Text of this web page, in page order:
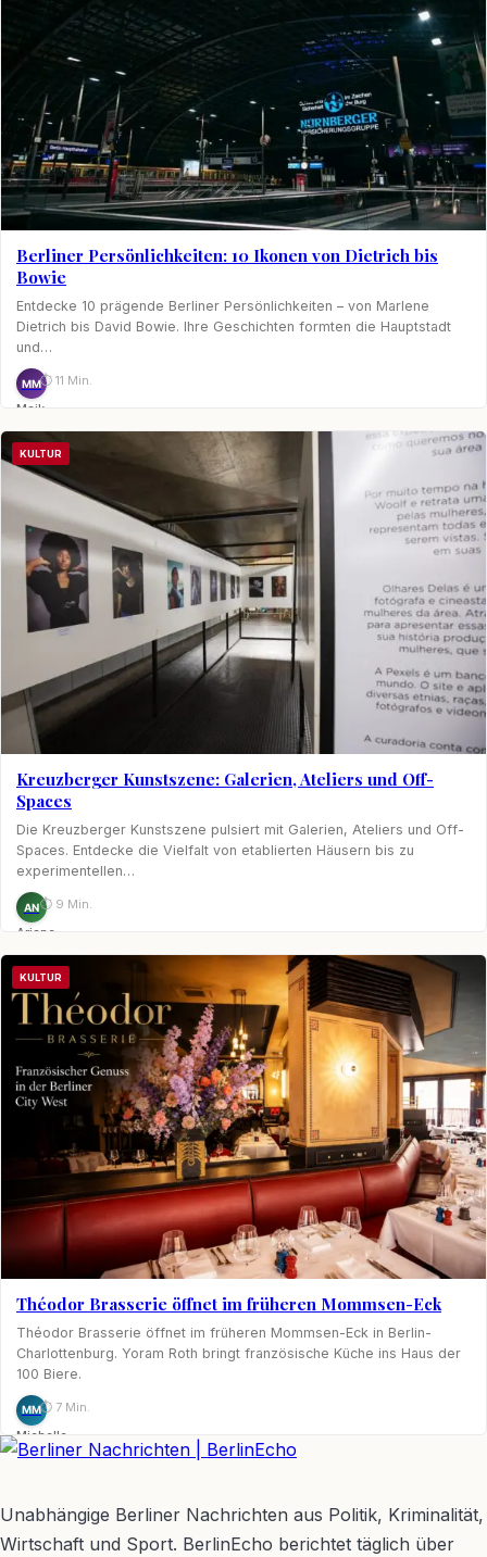
Berliner Persönlichkeiten: 10 Ikonen von Dietrich bis
Bowie
Entdecke 10 prägende Berliner Persönlichkeiten – von Marlene
Dietrich bis David Bowie. Ihre Geschichten formten die Hauptstadt
und…
MM
Maik
Möhring
⏱ 11 Min.
KULTUR
Kreuzberger Kunstszene: Galerien, Ateliers und Off-
Spaces
Die Kreuzberger Kunstszene pulsiert mit Galerien, Ateliers und Off-
Spaces. Entdecke die Vielfalt von etablierten Häusern bis zu
experimentellen…
AN
Ariane
Nagel
⏱ 9 Min.
KULTUR
Théodor Brasserie öffnet im früheren Mommsen-Eck
Théodor Brasserie öffnet im früheren Mommsen-Eck in Berlin-
Charlottenburg. Yoram Roth bringt französische Küche ins Haus der
100 Biere.
MM
Michelle
Möhring
⏱ 7 Min.
Unabhängige Berliner Nachrichten aus Politik, Kriminalität,
Wirtschaft und Sport. BerlinEcho berichtet täglich über